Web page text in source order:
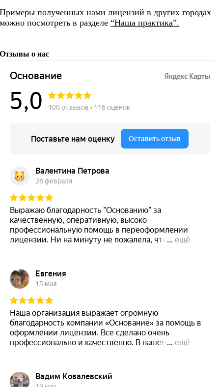
Примеры полученных нами лицензий в других городах
можно посмотреть в разделе“Наша практика”.
Отзывы о нас